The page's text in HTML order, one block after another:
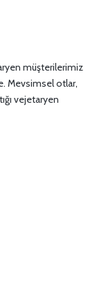
müşterilerimiz
Mevsimsel otlar,
vejetaryen